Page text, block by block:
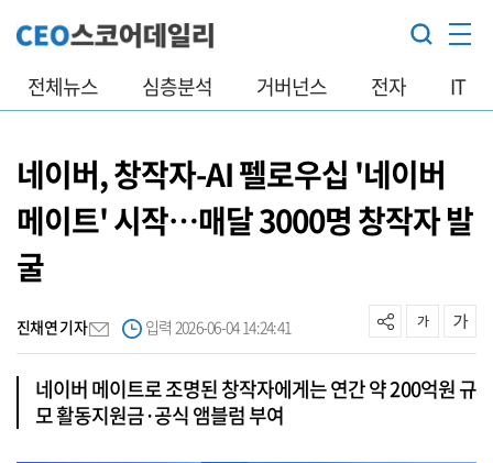
전체뉴스 심층분석 거버넌스 전자 IT
네이버, 창작자-AI 펠로우십 '네이버
메이트' 시작…매달 3000명 창작자 발
굴
진채연 기자 입력 2026-06-04 14:24:41
네이버 메이트로 조명된 창작자에게는 연간 약 200억원 규
모 활동지원금·공식 앰블럼 부여